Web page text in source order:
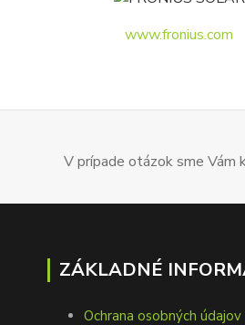
www.fronius.com
V prípade otázok sme Vám
ZÁKLADNÉ
Ochrana osobných